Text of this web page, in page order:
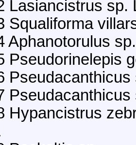
Lasiancistrus sp.
Squaliforma
Aphanotorulus sp.
Pseudorinelepis
Pseudacanthicus
Hypancistrus